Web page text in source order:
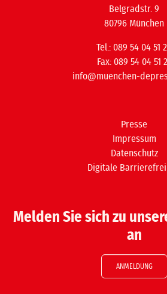
Belgradstr. 9
80796 München
Tel.: 089 54 04 51
Fax: 089 54 04 51
info@muenchen-
Presse
Impressum
Datenschutz
Digitale
Melden Sie sich zu
an
ANMELDUNG